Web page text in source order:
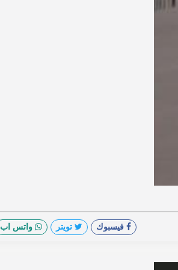
فيسبوك تويتر واتس اب